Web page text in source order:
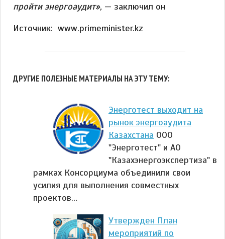
пройти энергоаудит», — заключил он
Источник: www.primeminister.kz
ДРУГИЕ ПОЛЕЗНЫЕ МАТЕРИАЛЫ НА ЭТУ ТЕМУ:
Энерготест выходит на
рынок энергоаудита
Казахстана ООО
"Энерготест" и АО
"Казахэнергоэкспертиза" в
рамках Консорциума объединили свои
усилия для выполнения совместных
проектов…
Утвержден План
мероприятий по